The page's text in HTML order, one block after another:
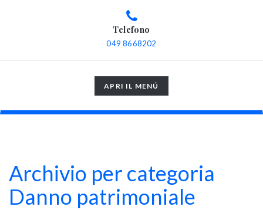
Telefono
049 8668202
TOGGLE
NAVIGATION
APRI IL MENÚ
Archivio per categoria
Danno patrimoniale